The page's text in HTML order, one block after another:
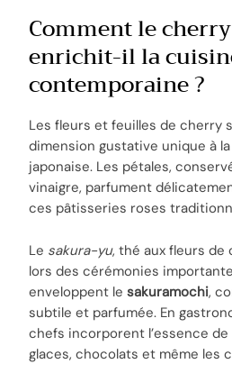
Comment le
enrichit-il la
contemporaine ?
Les fleurs et feuilles de cherry
dimension gustative unique à
japonaise. Les pétales,
vinaigre, parfument
ces pâtisseries roses
Le sakura-yu, thé aux fleurs de
lors des cérémonies
enveloppent lesakuramochi,
subtile et parfumée. En
chefs incorporent l’essence de
glaces, chocolats et même les